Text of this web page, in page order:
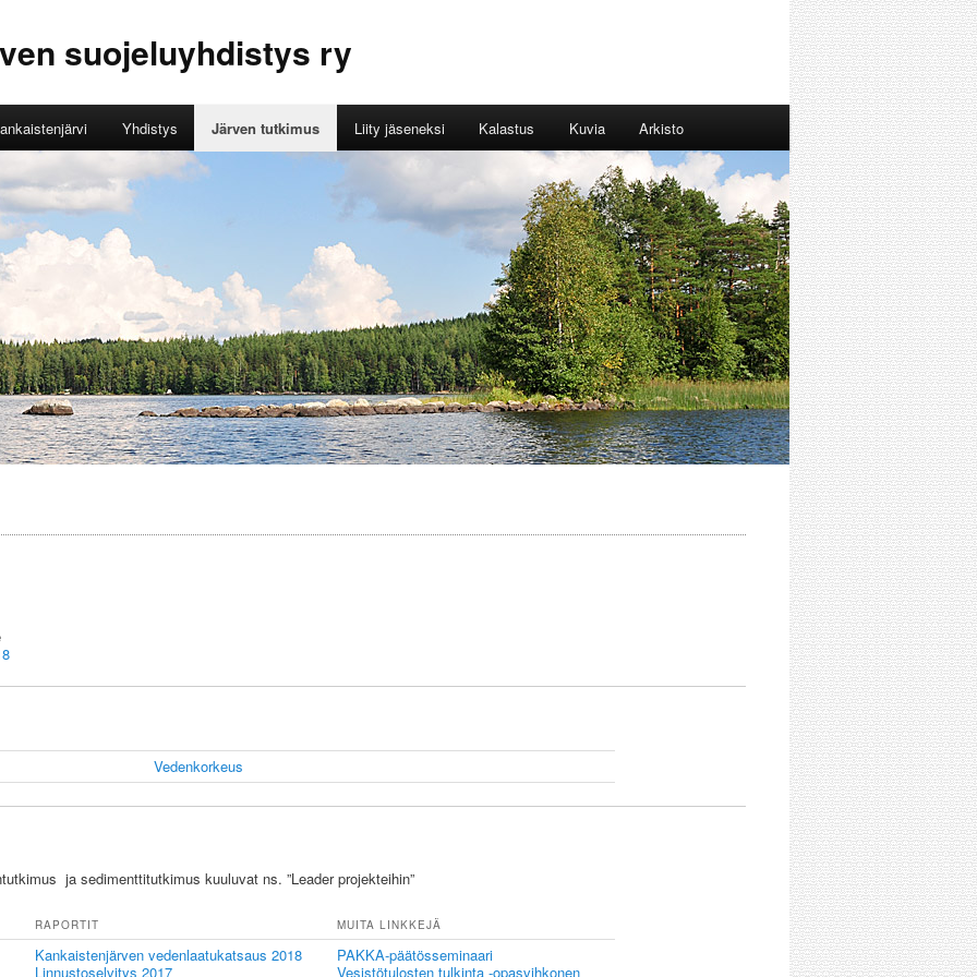
suojeluyhdistys ry
Yhdistys Järven tutkimus Liity jäseneksi Kalastus Kuvia Arkisto
Vedenkorkeus
ja sedimenttitutkimus kuuluvat ns. ”Leader projekteihin”
RAPORTIT MUITA LINKKEJÄ
Kankaistenjärven vedenlaatukatsaus 2018
Linnustoselvitys 2017
PAKKA-päätösseminaari
Vesistötulosten tulkinta -opasvihkonen